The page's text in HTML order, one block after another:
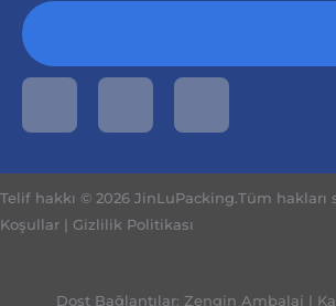
Telif hakkı © 2026 JinLuPacking.Tüm hakları
Koşullar | Gizlilik Politikası
Dost Bağlantılar: Zengin Ambalaj |